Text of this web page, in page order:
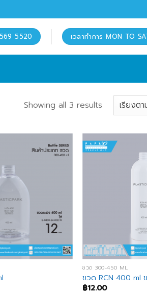
5520 เวลาทำการ MON TO
Showing all 3 results
ขวด 300-450 ML
ขวด RCN 400 ml
฿12.00